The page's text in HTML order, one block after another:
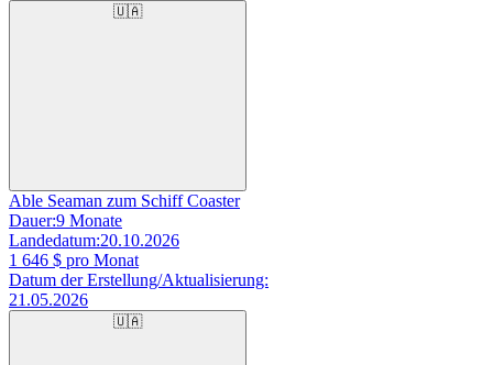
🇺🇦
Able Seaman zum Schiff Coaster
Dauer:9 Monate
Landedatum:20.10.2026
1 646 $ pro Monat
Datum der Erstellung/Aktualisierung:
21.05.2026
🇺🇦